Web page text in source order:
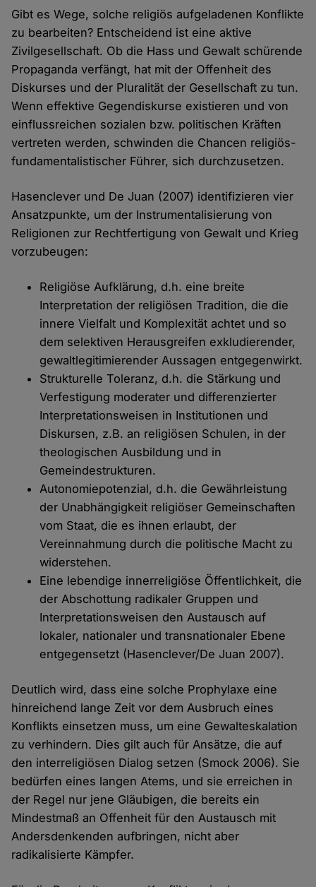
Gibt es Wege, solche religiös aufgeladenen Konflikte
zu bearbeiten? Entscheidend ist eine aktive
Zivilgesellschaft. Ob die Hass und Gewalt schürende
Propaganda verfängt, hat mit der Offenheit des
Diskurses und der Pluralität der Gesellschaft zu tun.
Wenn effektive Gegendiskurse existieren und von
einflussreichen sozialen bzw. politischen Kräften
vertreten werden, schwinden die Chancen religiös-
fundamentalistischer Führer, sich durchzusetzen.
Hasenclever und De Juan (2007) identifizieren vier
Ansatzpunkte, um der Instrumentalisierung von
Religionen zur Rechtfertigung von Gewalt und Krieg
vorzubeugen:
Religiöse Aufklärung, d.h. eine breite
Interpretation der religiösen Tradition, die die
innere Vielfalt und Komplexität achtet und so
dem selektiven Herausgreifen exkludierender,
gewaltlegitimierender Aussagen entgegenwirkt.
Strukturelle Toleranz, d.h. die Stärkung und
Verfestigung moderater und differenzierter
Interpretationsweisen in Institutionen und
Diskursen, z.B. an religiösen Schulen, in der
theologischen Ausbildung und in
Gemeindestrukturen.
Autonomiepotenzial, d.h. die Gewährleistung
der Unabhängigkeit religiöser Gemeinschaften
vom Staat, die es ihnen erlaubt, der
Vereinnahmung durch die politische Macht zu
widerstehen.
Eine lebendige innerreligiöse Öffentlichkeit, die
der Abschottung radikaler Gruppen und
Interpretationsweisen den Austausch auf
lokaler, nationaler und transnationaler Ebene
entgegensetzt (Hasenclever/De Juan 2007).
Deutlich wird, dass eine solche Prophylaxe eine
hinreichend lange Zeit vor dem Ausbruch eines
Konflikts einsetzen muss, um eine Gewalteskalation
zu verhindern. Dies gilt auch für Ansätze, die auf
den interreligiösen Dialog setzen (Smock 2006). Sie
bedürfen eines langen Atems, und sie erreichen in
der Regel nur jene Gläubigen, die bereits ein
Mindestmaß an Offenheit für den Austausch mit
Andersdenkenden aufbringen, nicht aber
radikalisierte Kämpfer.